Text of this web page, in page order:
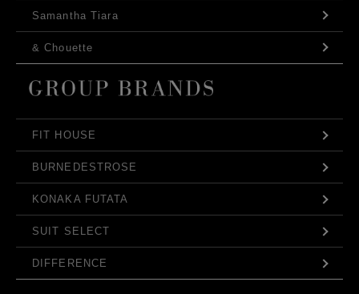
Samantha Tiara
& Chouette
FIT HOUSE
BURNEDESTROSE
KONAKA FUTATA
SUIT SELECT
DIFFERENCE